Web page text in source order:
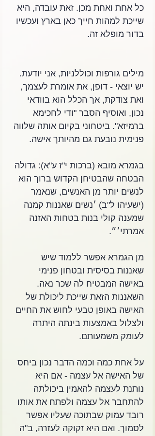
כל אחת ואחת מכן. זאת עובדה, היא
שייכת למהות חייך כאן בארץ ועכשיו
בדור מופלא זה.
מילים גורפות וכוללניות, אני יודעת.
יש יוצאי - דופן, את אומרת לעצמך,
ואת צודקת, אך הכלל הוא בוודאי
נכון, ואוסיף הסבר "ודי לחכימא
ברמיזא". ביטחוני בקיום אותה שלווה
פנימית נובעת גם מהיותך אישה.
בגמרא מובא (ברכות י"ז ע"א): גדולה
הבטחה שהבטיחן הקדוש ברוך הוא
לנשים יותר מן האנשים, שנאמר
(ישעיהו ל"ב) ׳נשים שאננות קמנה
שמענה קולי בנות בטחות האזנה
אמרתי׳״.
מן הגמרא אפשר ללמוד שיש
שאננות בסיסית ובטחון פנימי
באישה המבטיח לה שכר נאה.
השאננות הזאת שייכת ליכולת של
האישה באופן טבעי לחוש את החיים
ולצלול באמצעות בינתה היתרה
לעומק משמעותם.
על אחת כמה וכמה הדבר נכון ביחס
של האישה אל עצמה - אם היא
נותנת לעצמה להאמין ביכולתה
להתחבר אל עצמה ולפתח את אותו
רובד עמוק שבתוכה שעליו אפשר
לסמוך. ואם היא זקוקה לעזרה, ב"ה